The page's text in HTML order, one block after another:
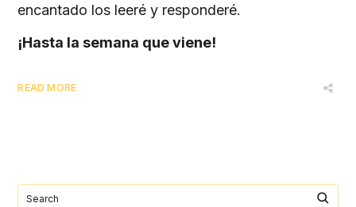
encantado los leeré y responderé.
¡Hasta la semana que viene!
READ MORE